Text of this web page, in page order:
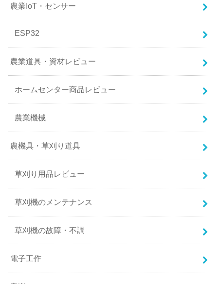
農業IoT・センサー
ESP32
農業道具・資材レビュー
ホームセンター商品レビュー
農業機械
農機具・草刈り道具
草刈り用品レビュー
草刈機のメンテナンス
草刈機の故障・不調
電子工作